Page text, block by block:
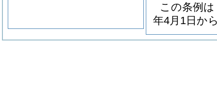
この条例
年4月1日か